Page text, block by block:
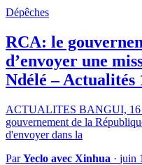
Dépêches
RCA: le
d’envoyer une
Ndélé – Actualités
ACTUALITES BANGUI, 16
gouvernement de la
d'envoyer dans la
ParYeclo avec Xinhua · juin